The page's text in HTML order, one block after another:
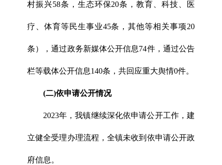
村振兴58条，生态环保20条，教育、科技、医
疗、体育等民生事业45条，其他等相关事项20
条），通过政务新媒体公开信息74件，通过公告
栏等载体公开信息140条，共回应重大舆情0件。
(二)依申请公开情况
2023年，我镇继续深化依申请公开工作，建
立健全受理办理流程，全镇未收到依申请公开政
府信息。